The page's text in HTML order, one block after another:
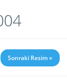
Sonraki Resim »